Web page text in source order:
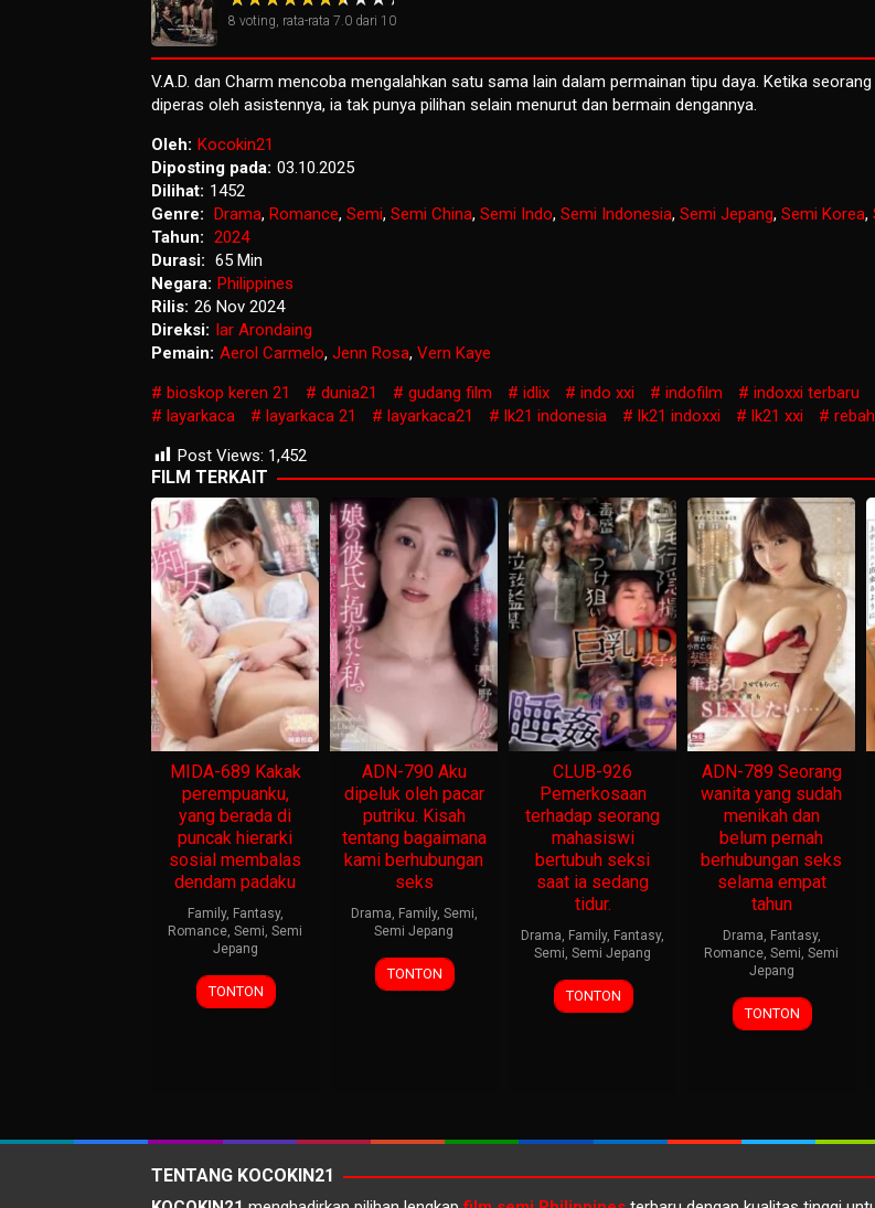
8 voting, rata-rata 7.0 dari 10
V.A.D. dan Charm mencoba mengalahkan satu sama lain dalam permainan tipu daya. Ketika
diperas oleh asistennya, ia tak punya pilihan selain menurut dan bermain dengannya.
Oleh: Kocokin21
Diposting pada: 03.10.2025
Dilihat: 1452
Genre: Drama, Romance, Semi, Semi China, Semi Indo, Semi Indonesia, Semi Jepang, Semi Korea,
Tahun: 2024
Durasi: 65 Min
Negara: Philippines
Rilis: 26 Nov 2024
Direksi: Iar Arondaing
Pemain: Aerol Carmelo, Jenn Rosa, Vern Kaye
bioskop keren 21
dunia21 gudang film idlix indo xxi indofilm indoxxi terbaru
layarkaca
layarkaca 21 layarkaca21 lk21 indonesia lk21 indoxxi lk21 xxi
Post Views: 1,452
FILM TERKAIT
MIDA-689 Kakak
perempuanku,
yang berada di
puncak hierarki
sosial membalas
dendam padaku
Family, Fantasy,
Romance, Semi, Semi
Jepang
TONTON
ADN-790 Aku
dipeluk oleh pacar
putriku. Kisah
tentang bagaimana
kami berhubungan
seks
Drama, Family, Semi,
Semi Jepang
TONTON
CLUB-926
Pemerkosaan
terhadap seorang
mahasiswi
bertubuh seksi
saat ia sedang
tidur.
Drama, Family, Fantasy,
Semi, Semi Jepang
TONTON
ADN-789 Seorang
wanita yang sudah
menikah dan
belum pernah
berhubungan seks
selama empat
tahun
Drama, Fantasy,
Romance, Semi, Semi
Jepang
TONTON
TENTANG KOCOKIN21